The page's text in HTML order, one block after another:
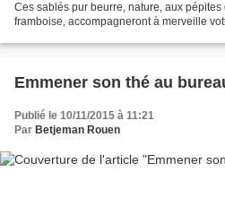
Ces sablés pur beurre, nature, aux
framboise, accompagneront à merveille
Emmener son thé au
Publié le 10/11/2015 à 11:21
Par Betjeman Rouen